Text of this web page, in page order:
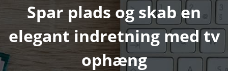
Spar plads og skab en
elegant indretning med tv
ophæng